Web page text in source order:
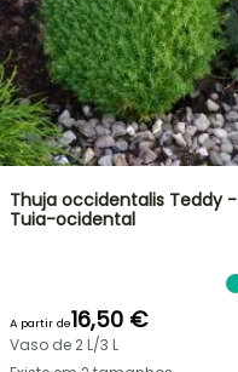
Thuja occidentalis Teddy -
Tuia-ocidental
A partir de16,50 €
Vaso de 2 L/3 L